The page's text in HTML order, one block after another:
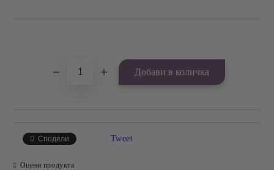
Сподели Tweet
Оцени продукта